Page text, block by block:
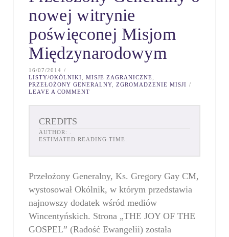
nowej witrynie
poświęconej Misjom
Międzynarodowym
16/07/2014
LISTY/OKÓLNIKI
,MISJE ZAGRANICZNE
PRZEŁOŻONY GENERALNY ,ZGROMADZENIE MISJI
LEAVE A COMMENT
CREDITS
AUTHOR:
ESTIMATED READING TIME:
Przełożony Generalny, Ks. Gregory Gay CM,
wystosował Okólnik, w którym przedstawia
najnowszy dodatek wśród mediów
Wincentyńskich. Strona „THE JOY OF THE
GOSPEL” (Radość Ewangelii) została